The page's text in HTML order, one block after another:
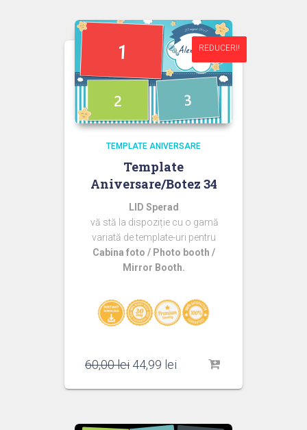
60,00 lei.
REDUCERI!
REDUCERI!
TEMPLATE ANIVERSARE
Template
Aniversare/Botez 34
LID Sperad
vă stă la dispoziție cu o gamă
variată de template-uri pentru
Cabina foto / Photo booth /
Mirror Booth.
60,00lei Prețul
a
60,00 lei.
44,99 lei
este: